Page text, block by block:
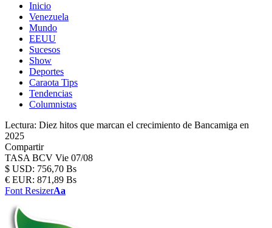
Inicio
Venezuela
Mundo
EEUU
Sucesos
Show
Deportes
Caraota Tips
Tendencias
Columnistas
Lectura: Diez hitos que marcan el crecimiento de Bancamiga en
2025
Compartir
TASA BCV Vie 07/08
$ USD: 756,70 Bs
€ EUR: 871,89 Bs
Font ResizerAa